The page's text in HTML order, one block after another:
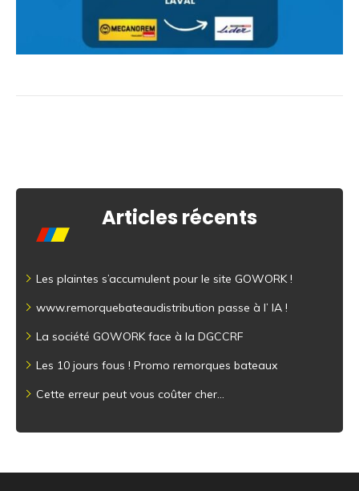
Articles récents
Les plaintes s’accumulent pour le site GOWORK !
www.remorquebateaudistribution passe à l’ IA !
La société GOWORK face à la DGCCRF
Les 10 jours fous ! Promo remorques bateaux
Cette erreur peut vous coûter cher…